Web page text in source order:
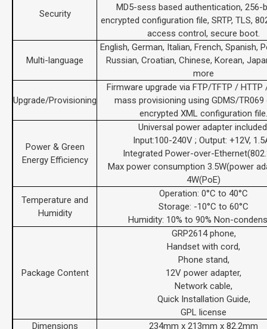
Security
MD5-sess based authentication, 256-
encrypted configuration file, SRTP, TLS,
access control, secure boot.
Multi-language
English, German, Italian, French, Spanish,
Russian, Croatian, Chinese, Korean,
more
Upgrade/Provisioning
Firmware upgrade via FTP/TFTP / HTTP
mass provisioning using GDMS/TR069
encrypted XML configuration file.
Power & Green
Energy Efficiency
Universal power adapter
Input:100-240V ; Output: +12V,
Integrated Power-over-
Max power consumption 3.5W(power
4W(PoE)
Temperature and
Humidity
Operation: 0°C to 40°C
Storage: -10°C to 60°C
Humidity: 10% to 90% Non-
Package Content
GRP2614 phone,
Handset with cord,
Phone stand,
12V power adapter,
Network cable,
Quick Installation Guide,
GPL license
Dimensions
234mm x 213mm x 82.2mm